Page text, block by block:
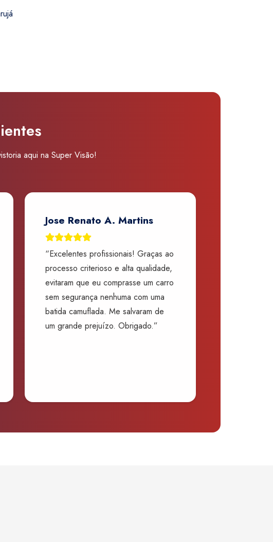
aqui na Super Visão!
Jose Renato A. Martins
“Excelentes profissionais! Graças ao
processo criterioso e alta qualidade,
evitaram que eu comprasse um carro
sem segurança nenhuma com uma
batida camuflada. Me salvaram de
um grande prejuízo. Obrigado.”